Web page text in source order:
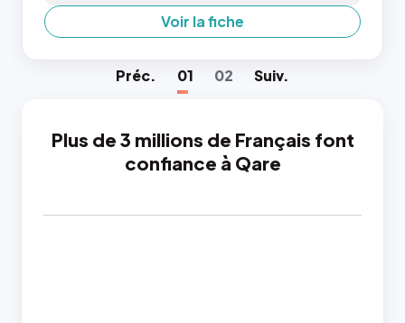
Voir la fiche
Préc. 01 02 Suiv.
Plus de 3 millions de Français font
confiance à Qare